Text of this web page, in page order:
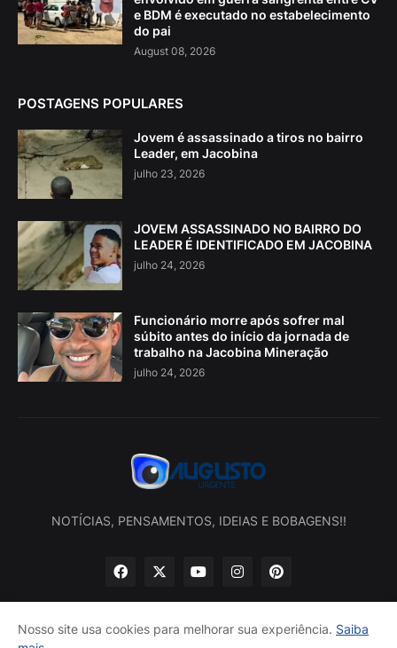
e BDM é executado no estabelecimento
do pai
August 08, 2026
POSTAGENS POPULARES
Jovem é assassinado a tiros no bairro
Leader, em Jacobina
julho 23, 2026
JOVEM ASSASSINADO NO BAIRRO DO
LEADER É IDENTIFICADO EM JACOBINA
julho 24, 2026
Funcionário morre após sofrer mal
súbito antes do início da jornada de
trabalho na Jacobina Mineração
julho 24, 2026
NOTÍCIAS, PENSAMENTOS, IDEIAS E BOBAGENS!!
Nosso site usa cookies para melhorar sua experiência. Saiba